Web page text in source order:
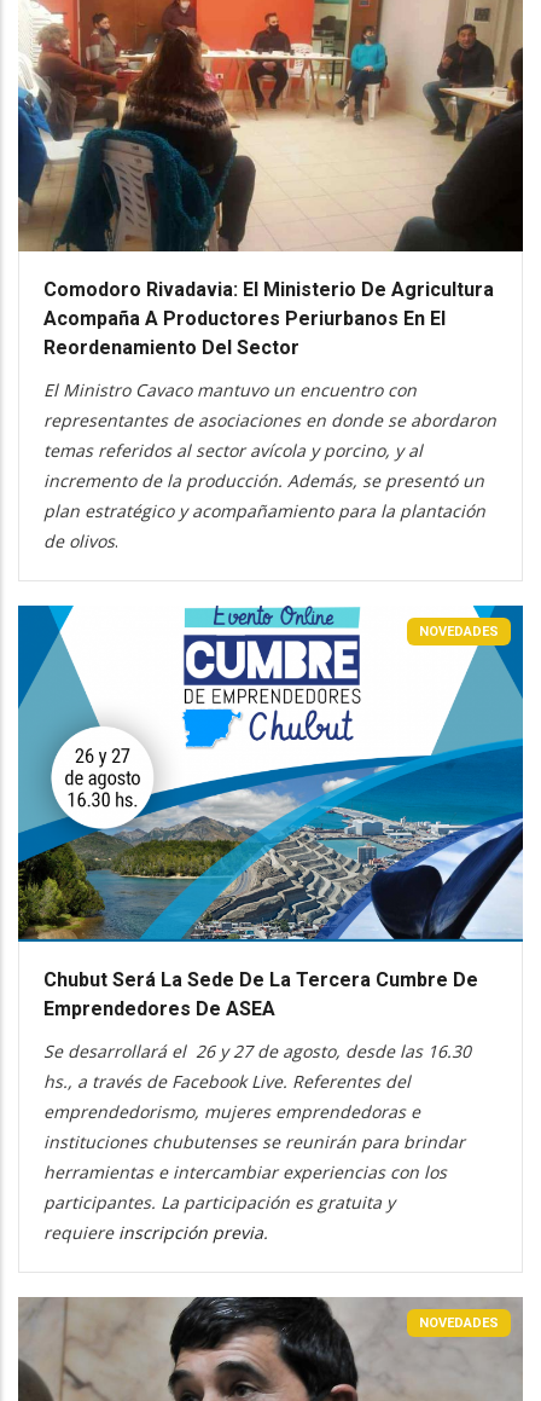
Comodoro Rivadavia: El Ministerio De Agricultura
Acompaña A Productores Periurbanos En El
Reordenamiento Del Sector
El Ministro Cavaco mantuvo un encuentro con
representantes de asociaciones en donde se abordaron
temas referidos al sector avícola y porcino, y al
incremento de la producción. Además, se presentó un
plan estratégico y acompañamiento para la plantación
de olivos.
NOVEDADES
Chubut Será La Sede De La Tercera Cumbre De
Emprendedores De ASEA
Se desarrollará el 26 y 27 de agosto, desde las 16.30
hs., a través de Facebook Live. Referentes del
emprendedorismo, mujeres emprendedoras e
instituciones chubutenses se reunirán para brindar
herramientas e intercambiar experiencias con los
participantes. La participación es gratuita y
requiere inscripción previa.
NOVEDADES